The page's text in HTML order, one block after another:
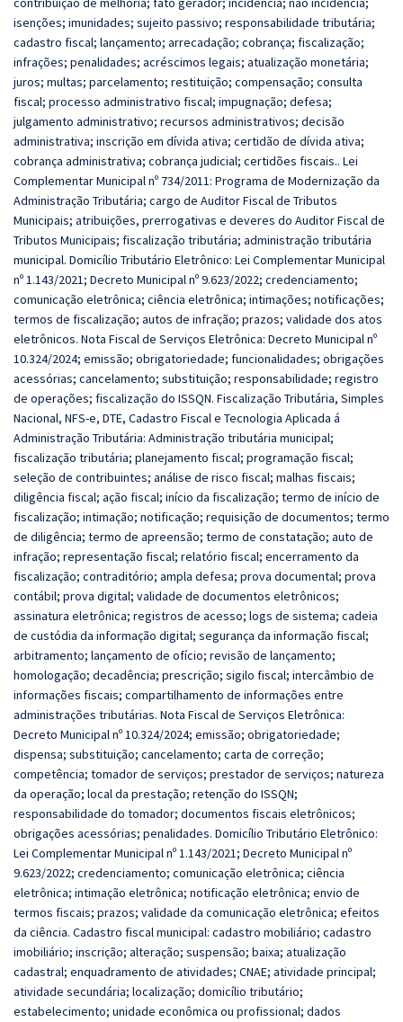
isenções; imunidades; sujeito passivo; responsabilidade tributária;
cadastro fiscal; lançamento; arrecadação; cobrança; fiscalização;
infrações; penalidades; acréscimos legais; atualização monetária;
juros; multas; parcelamento; restituição; compensação; consulta
fiscal; processo administrativo fiscal; impugnação; defesa;
julgamento administrativo; recursos administrativos; decisão
administrativa; inscrição em dívida ativa; certidão de dívida ativa;
cobrança administrativa; cobrança judicial; certidões fiscais.. Lei
Complementar Municipal nº 734/2011: Programa de Modernização da
Administração Tributária; cargo de Auditor Fiscal de Tributos
Municipais; atribuições, prerrogativas e deveres do Auditor Fiscal de
Tributos Municipais; fiscalização tributária; administração tributária
municipal. Domicílio Tributário Eletrônico: Lei Complementar Municipal
nº 1.143/2021; Decreto Municipal nº 9.623/2022; credenciamento;
comunicação eletrônica; ciência eletrônica; intimações; notificações;
termos de fiscalização; autos de infração; prazos; validade dos atos
eletrônicos. Nota Fiscal de Serviços Eletrônica: Decreto Municipal nº
10.324/2024; emissão; obrigatoriedade; funcionalidades; obrigações
acessórias; cancelamento; substituição; responsabilidade; registro
de operações; fiscalização do ISSQN. Fiscalização Tributária, Simples
Nacional, NFS-e, DTE, Cadastro Fiscal e Tecnologia Aplicada á
Administração Tributária: Administração tributária municipal;
fiscalização tributária; planejamento fiscal; programação fiscal;
seleção de contribuintes; análise de risco fiscal; malhas fiscais;
diligência fiscal; ação fiscal; início da fiscalização; termo de início de
fiscalização; intimação; notificação; requisição de documentos; termo
de diligência; termo de apreensão; termo de constatação; auto de
infração; representação fiscal; relatório fiscal; encerramento da
fiscalização; contraditório; ampla defesa; prova documental; prova
contábil; prova digital; validade de documentos eletrônicos;
assinatura eletrônica; registros de acesso; logs de sistema; cadeia
de custódia da informação digital; segurança da informação fiscal;
arbitramento; lançamento de ofício; revisão de lançamento;
homologação; decadência; prescrição; sigilo fiscal; intercâmbio de
informações fiscais; compartilhamento de informações entre
administrações tributárias. Nota Fiscal de Serviços Eletrônica:
Decreto Municipal nº 10.324/2024; emissão; obrigatoriedade;
dispensa; substituição; cancelamento; carta de correção;
competência; tomador de serviços; prestador de serviços; natureza
da operação; local da prestação; retenção do ISSQN;
responsabilidade do tomador; documentos fiscais eletrônicos;
obrigações acessórias; penalidades. Domicílio Tributário Eletrônico:
Lei Complementar Municipal nº 1.143/2021; Decreto Municipal nº
9.623/2022; credenciamento; comunicação eletrônica; ciência
eletrônica; intimação eletrônica; notificação eletrônica; envio de
termos fiscais; prazos; validade da comunicação eletrônica; efeitos
da ciência. Cadastro fiscal municipal: cadastro mobiliário; cadastro
imobiliário; inscrição; alteração; suspensão; baixa; atualização
cadastral; enquadramento de atividades; CNAE; atividade principal;
atividade secundária; localização; domicílio tributário;
estabelecimento; unidade econômica ou profissional; dados